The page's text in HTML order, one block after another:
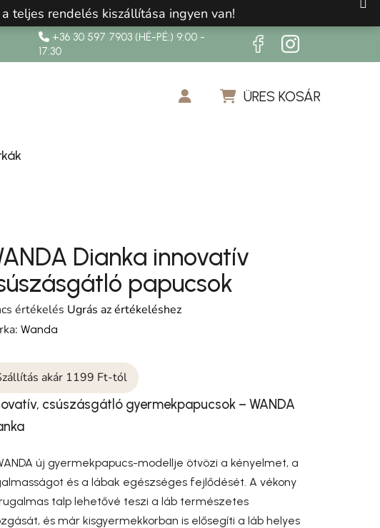
teljes rendelés kiszállítása ingyen van!
+36 30 597 7903 (HÉ-PÉ:) 9:00 -
17:30
ÜRES KOSÁR
Dianka innovatív
papucsok
átlagos értékelése 5-ből 0,0 csillag.
értékelés Ugrás az értékeléshez
Wanda
akár 1199 Ft-tól
csúszásgátló gyermekpapucsok – WANDA
új gyermekpapucs-modellje ötvözi a kényelmet, a
és a lábak egészséges fejlődését. A vékony
talp lehetővé teszi a láb természetes
és már kisgyermekkorban is elősegíti a láb helyes